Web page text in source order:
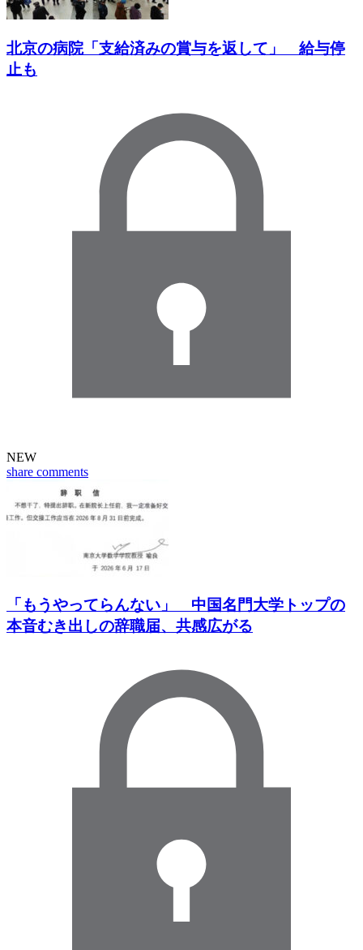
北京の病院「支給済みの賞与を返して」 給与停
止も
NEW
share comments
「もうやってらんない」 中国名門大学トップの
本音むき出しの辞職届、共感広がる